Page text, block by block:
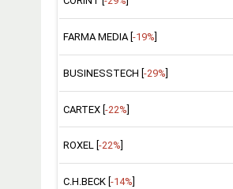
FARMA MEDIA [ -19%
BUSINESSTECH [-29%]
CARTEX [-22%]
ROXEL [ -22%
C.H.BECK [ -14%